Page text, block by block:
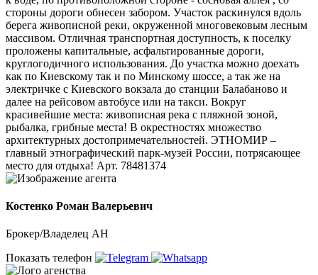
стороны дороги обнесен забором. Участок раскинулся вдоль
берега живописной реки, окруженной многовековым лесным
массивом. Отличная транспортная доступность, к поселку
проложены капитальные, асфальтированные дороги,
круглогодичного использования. До участка можно доехать
как по Киевскому так и по Минскому шоссе, а так же на
электричке с Киевского вокзала до станции Балабаново и
далее на рейсовом автобусе или на такси. Вокруг
красивейшие места: живописная река с пляжной зоной,
рыбалка, грибные места! В окрестностях множество
архитектурных достопримечательностей. ЭТНОМИР –
главный этнографический парк-музей России, потрясающее
место для отдыха! Арт. 78481374
Костенко Роман Валерьевич
Брокер/Владелец АН
Показать телефон